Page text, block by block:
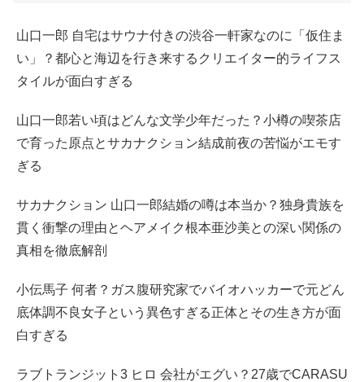
山口一郎 自宅はサウナ付きの渋谷一軒家なのに「仮住ま
い」？都心と海辺を行き来するクリエイター的ライフス
タイルが面白すぎる
山口一郎若い頃はどんな文学少年だった？小樽の喫茶店
で育った原点とサカナクション結成前夜の苦悩がエモす
ぎる
サカナクション 山口一郎結婚の噂は本当か？独身貴族を
貫く衝撃の理由とヘアメイク根本亜沙美との深い関係の
真相を徹底解剖
小伝馬子 何者？ガス腹研究家でバイオハッカーで元どん
底体調不良女子という異色すぎる正体とその生き方が面
白すぎる
ラブトランジット3 ヒロ 会社がエグい？27歳でCARASU